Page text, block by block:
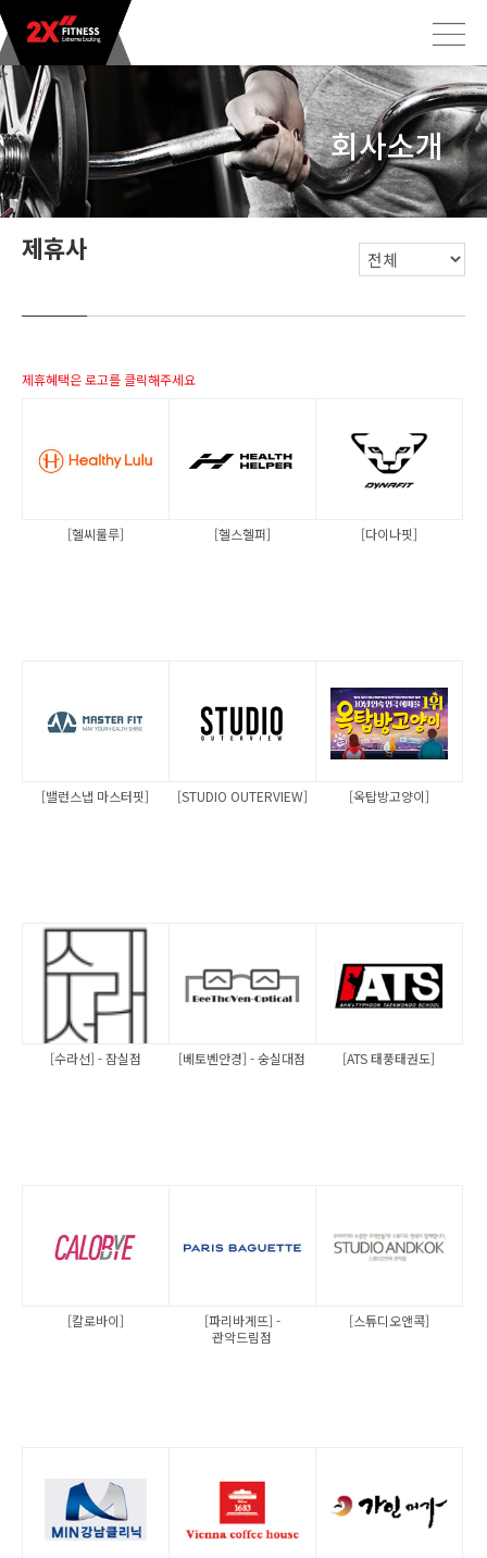
>
회사소개
제휴사
제휴혜택은 로고를 클릭해주세요
[헬씨룰루] [헬스헬퍼] [다이나핏]
[밸런스냅 마스터핏] [STUDIO OUTERVIEW] [옥탑방고양이]
[수라선] - 잠실점 [베토벤안경] - 숭실대점 [ATS 태풍태권도]
[칼로바이]
[파리바게뜨] -
관악드림점
[스튜디오앤콕]